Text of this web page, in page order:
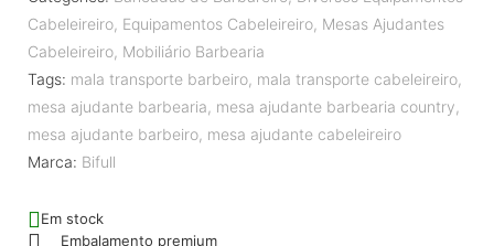
Cabeleireiro, Equipamentos Cabeleireiro, Mesas Ajudantes
Cabeleireiro, Mobiliário Barbearia
Tags: mala transporte barbeiro, mala transporte cabeleireiro,
mesa ajudante barbearia, mesa ajudante barbearia country,
mesa ajudante barbeiro, mesa ajudante cabeleireiro
Marca: Bifull
Em stock
Embalamento premium